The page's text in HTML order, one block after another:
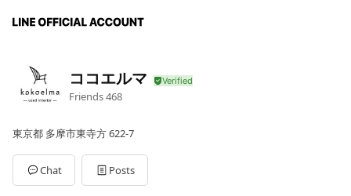
ココエルマ
Friends468
東京都 多摩市東寺方 622-7
Chat Posts